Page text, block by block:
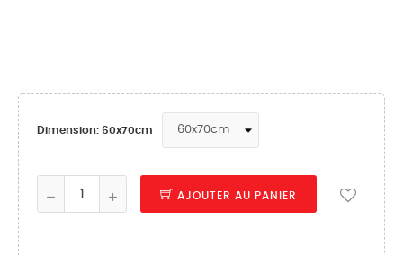
Dimension: 60x70cm
AJOUTER AU PANIER